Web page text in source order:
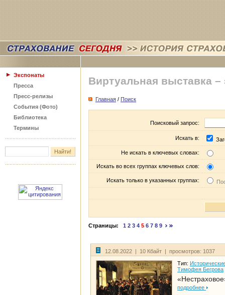
Экспонаты
Пресса
Пресс-релизы
События (Фото)
Библиотека
Термины
Виртуальная выставка –
Главная / Поиск
Поисковый запрос:
Искать в:
Не искать в ключевых словах:
Искать во всех группах ключевых слов:
Искать только в указанных группах:
Страницы: 1 2 3 4 5 6 7 8 9
12.08.2022 | 10 Кбайт | просмотров: 1037
Тип:
Тимофея Бегрова
подробнее